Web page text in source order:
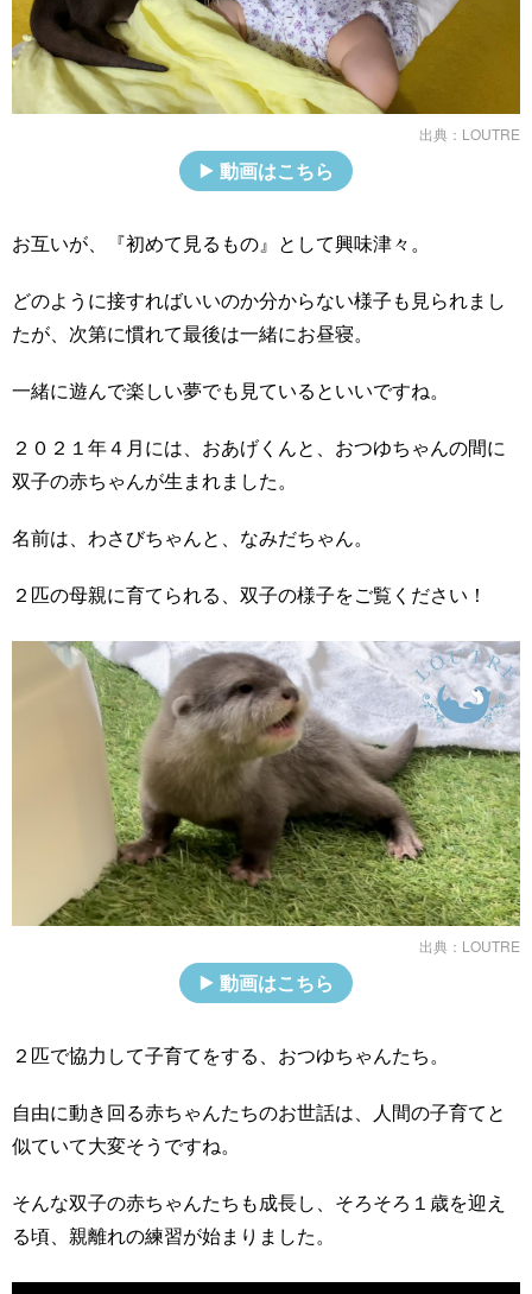
出典： LOUTRE
動画はこちら
お互いが、『初めて見るもの』として興味津々。
どのように接すればいいのか分からない様子も見られまし
たが、次第に慣れて最後は一緒にお昼寝。
一緒に遊んで楽しい夢でも見ているといいですね。
２０２１年４月には、おあげくんと、おつゆちゃんの間に
双子の赤ちゃんが生まれました。
名前は、わさびちゃんと、なみだちゃん。
２匹の母親に育てられる、双子の様子をご覧ください！
出典： LOUTRE
動画はこちら
２匹で協力して子育てをする、おつゆちゃんたち。
自由に動き回る赤ちゃんたちのお世話は、人間の子育てと
似ていて大変そうですね。
そんな双子の赤ちゃんたちも成長し、そろそろ１歳を迎え
る頃、親離れの練習が始まりました。